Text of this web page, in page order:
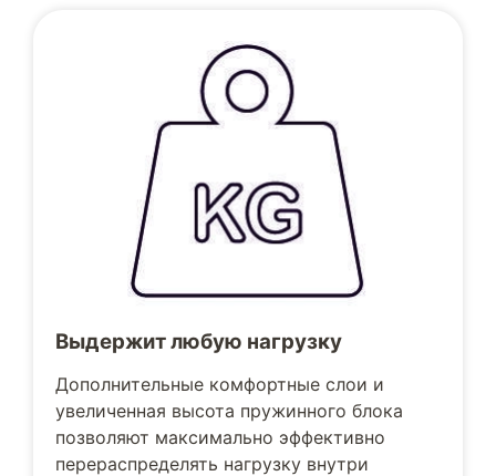
Выдержит любую нагрузку
Дополнительные комфортные слои и
увеличенная высота пружинного блока
позволяют максимально эффективно
перераспределять нагрузку внутри